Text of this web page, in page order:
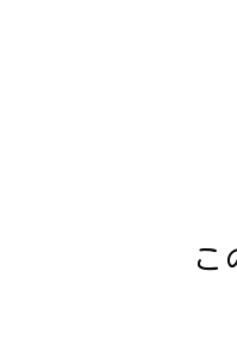
こ